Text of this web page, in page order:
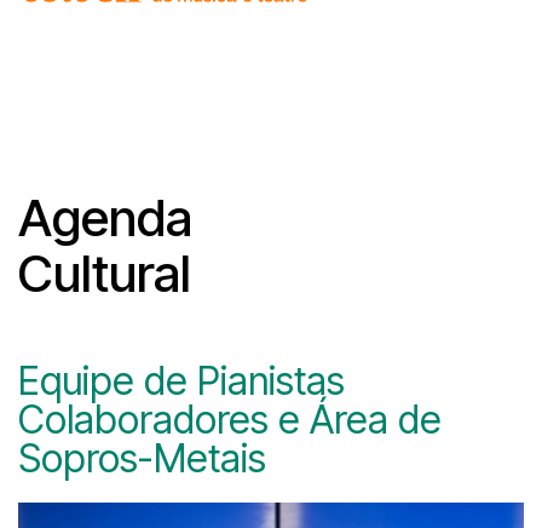
Agenda
Cultural
Equipe de Pianistas
Colaboradores e Área de
Sopros-Metais